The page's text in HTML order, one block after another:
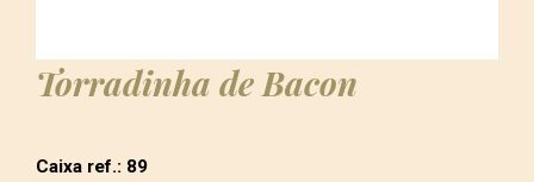
Torradinha de Bacon
Caixa ref.: 89